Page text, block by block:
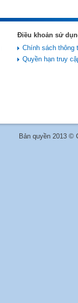
Điều khoản sử
Chính sách thông
Quyền hạn truy
Bản quyền 2013 ©